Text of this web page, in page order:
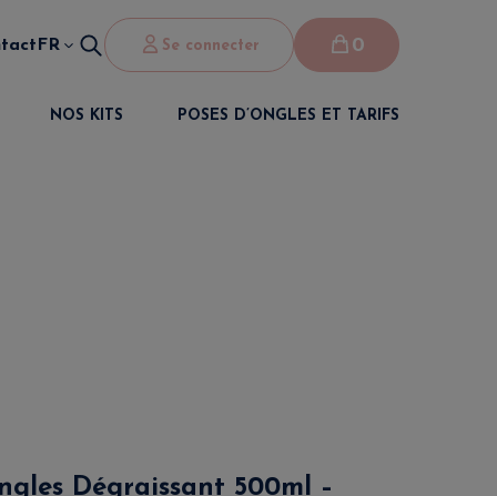
FR Se connecter 0
NOS KITS POSES D’ONGLES ET TARIFS
Dégraissant 500ml –